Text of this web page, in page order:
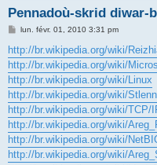
Pennadoù-skrid diwar-
M
s
s
a
g
e
lun. févr. 01, 2010 3:31 pm
http://br.wikipedia.org/wiki/
http://br.wikipedia.org/wiki/
http://br.wikipedia.org/wiki/Linux
http://br.wikipedia.org/wiki/
http://br.wikipedia.org/wiki/TCP/
http://br.wikipedia.org/wiki/
http://br.wikipedia.org/wiki/
http://br.wikipedia.org/wiki/